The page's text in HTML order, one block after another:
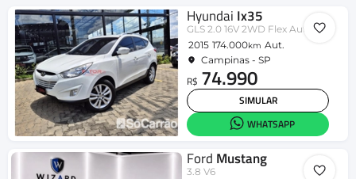
Hyundai Ix35
GLS 2.0 16V 2WD Flex Aut.
2015 174.000km Aut.
Campinas - SP
R$ 74.990
SIMULAR
WHATSAPP
Ford Mustang
3.8 V6